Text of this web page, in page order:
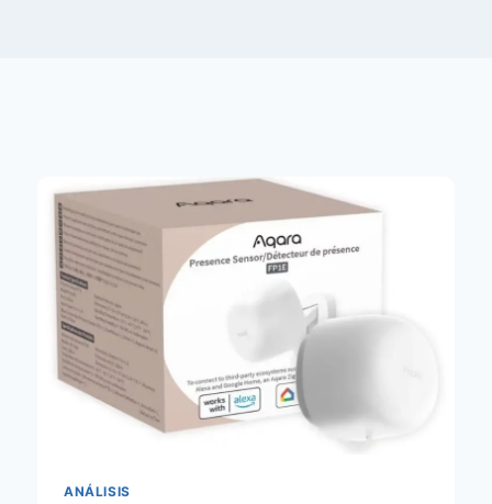
ANÁLISIS